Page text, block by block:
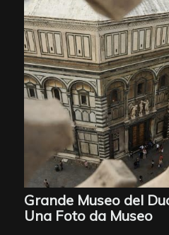
Grande Museo del
Una Foto da Museo